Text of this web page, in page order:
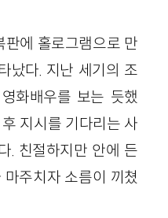
에 홀로그램으로 만
났다. 지난 세기의 조
화배우를 보는 듯했
지시를 기다리는 사
. 친절하지만 안에 든
주치자 소름이 끼쳤